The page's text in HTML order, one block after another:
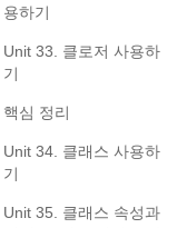
용하기
Unit 33. 클로저 사용하
기
핵심 정리
Unit 34. 클래스 사용하
기
Unit 35. 클래스 속성과